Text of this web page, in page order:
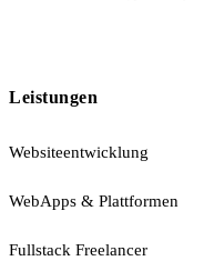
Leistungen
Websiteentwicklung
WebApps & Plattformen
Fullstack Freelancer